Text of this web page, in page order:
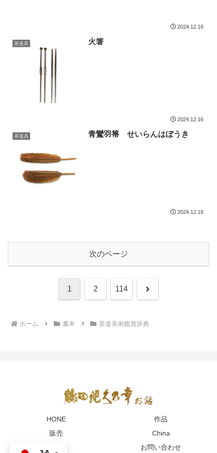
2024.12.16
茶道具 火箸
2024.12.16
茶道具 青鸞羽箒 せいらんはぼうき
2024.12.16
次のページ
1 2 114 次
ホーム 書本 茶道美術鑑賞辞典
HONE
作品
販売
China
お問い合わせ